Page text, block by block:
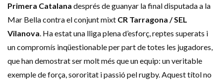
Primera Catalana després de guanyar la final disputada a la
Mar Bella contra el conjunt mixt CR Tarragona / SEL
Vilanova . Ha estat una lliga plena d’esforç, reptes superats i
un compromís inqüestionable per part de totes les jugadores,
que han demostrat ser molt més que un equip: un veritable
exemple de força, sororitat i passió pel rugby. Aquest títol no